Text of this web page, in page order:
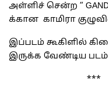
அள்ளிச் சென்ற “
க்கான காமிரா
இப்படம் கூகிளில்
இருக்க வேண்டிய